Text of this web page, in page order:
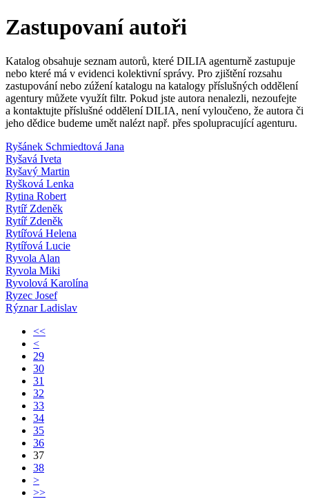
Zastupovaní autoři
Katalog obsahuje seznam autorů, které DILIA agenturně zastupuje
nebo které má v evidenci kolektivní správy. Pro zjištění rozsahu
zastupování nebo zúžení katalogu na katalogy příslušných oddělení
agentury můžete využít filtr. Pokud jste autora nenalezli, nezoufejte
a kontaktujte příslušné oddělení DILIA, není vyloučeno, že autora či
jeho dědice budeme umět nalézt např. přes spolupracující agenturu.
Ryšánek Schmiedtová Jana
Ryšavá Iveta
Ryšavý Martin
Ryšková Lenka
Rytina Robert
Rytíř Zdeněk
Rytíř Zdeněk
Rytířová Helena
Rytířová Lucie
Ryvola Alan
Ryvola Miki
Ryvolová Karolína
Ryzec Josef
Rýznar Ladislav
<<
<
29
30
31
32
33
34
35
36
37
38
>
>>